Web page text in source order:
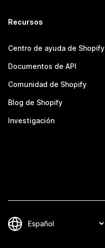
Recursos
Centro de ayuda de Shopify
Documentos de API
Comunidad de Shopify
Blog de Shopify
Investigación